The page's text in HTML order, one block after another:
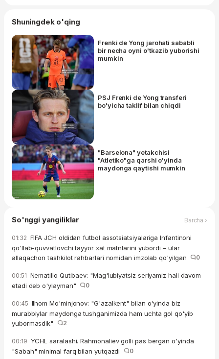
Shuningdek o'qing
Frenki de Yong jarohati sababli
bir necha oyni o'tkazib yuborishi
mumkin
PSJ Frenki de Yong transferi
bo'yicha taklif bilan chiqdi
"Barselona" yetakchisi
"Atletiko"ga qarshi o'yinda
maydonga qaytishi mumkin
So'nggi yangiliklar Barcha ›
01:32 FIFA JCH oldidan futbol assotsiatsiyalariga Infantinoni
qo'llab-quvvatlovchi tayyor xat matnlarini yubordi – ular
allaqachon tashkilot rahbarlari nomidan imzolab qo'yilgan
0
00:51 Nematillo Qutibaev: "Mag'lubiyatsiz seriyamiz hali davom
etadi deb o'ylayman"
0
00:45 Ilhom Mo'minjonov: "G'azalkent" bilan o'yinda biz
murabbiylar maydonga tushganimizda ham uchta gol qo'yib
yubormasdik"
2
00:19 YCHL saralashi. Rahmonaliev golli pas bergan o'yinda
"Sabah" minimal farq bilan yutqazdi
0